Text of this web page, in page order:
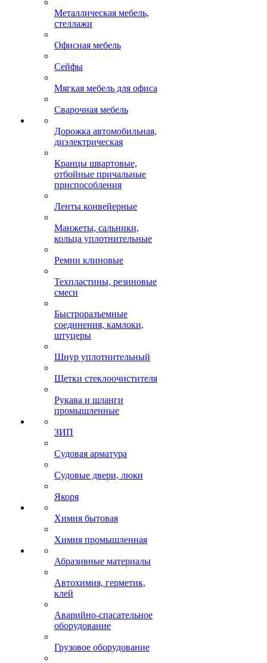
Металлическая мебель,
стеллажи
Офисная мебель
Сейфы
Мягкая мебель для офиса
Сварочная мебель
Дорожка автомобильная,
диэлектрическая
Кранцы швартовые,
отбойные причальные
приспособления
Ленты конвейерные
Манжеты, сальники,
кольца уплотнительные
Ремни клиновые
Техпластины, резиновые
смеси
Быстроразъемные
соединения, камлоки,
штуцеры
Шнур уплотнительный
Щетки стеклоочистителя
Рукава и шланги
промышленные
ЗИП
Судовая арматура
Судовые двери, люки
Якоря
Химия бытовая
Химия промышленная
Абразивные материалы
Автохимия, герметик,
клей
Аварийно-спасательное
оборудование
Грузовое оборудование